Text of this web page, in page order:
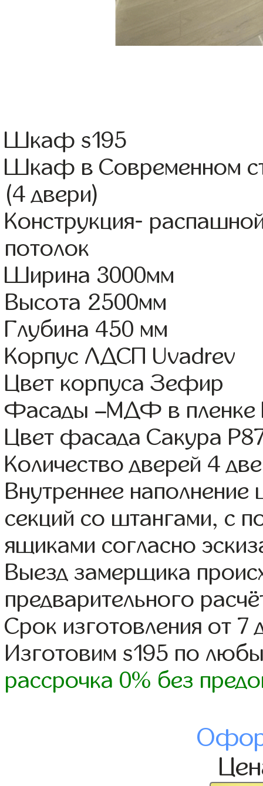
Шкаф s195
Шкаф в Современном
(4 двери)
Конструкция-
потолок
Ширина 3000мм
Высота 2500мм
Глубина 450 мм
Корпус ЛДСП Uvadrev
Цвет корпуса Зефир
Фасады –МДФ в пленке
Цвет фасада Сакура
Количество дверей 4
Внутреннее
секций со штангами, с
ящиками согласно
Выезд замерщика
предварительного
Срок изготовления от 7
Изготовим s195 по
рассрочка 0% без